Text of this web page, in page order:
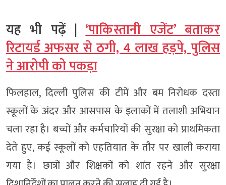
यह भी पढ़ें |‘पाकिस्तानी एजेंट’ बताकर
रिटायर्ड अफसर से ठगी, 4 लाख हड़पे, पुलिस
ने आरोपी को पकड़ा
फिलहाल, दिल्ली पुलिस की टीमें और बम निरोधक दस्ता
स्कूलों के अंदर और आसपास के इलाकों में तलाशी अभियान
चला रहा है। बच्चों और कर्मचारियों की सुरक्षा को प्राथमिकता
देते हुए, कई स्कूलों को एहतियात के तौर पर खाली कराया
गया है। छात्रों और शिक्षकों को शांत रहने और सुरक्षा